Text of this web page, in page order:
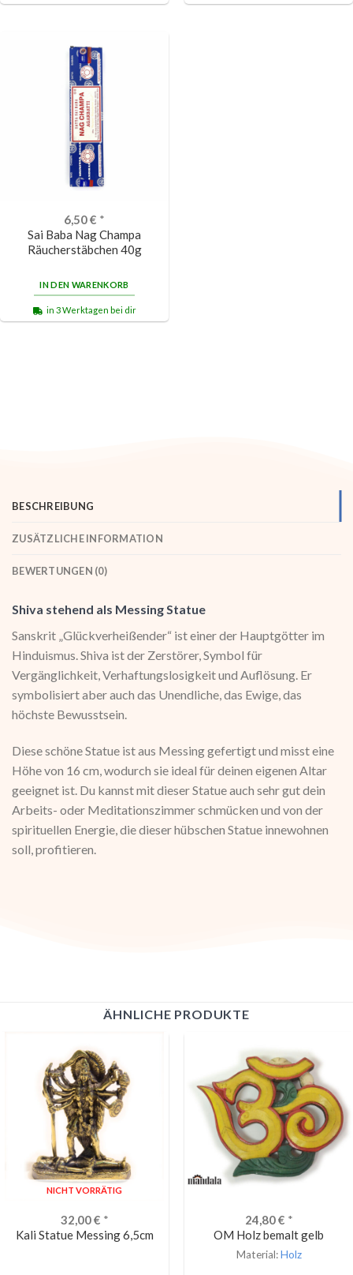
6,50€ *
Sai Baba Nag Champa
Räucherstäbchen 40g
IN DEN WARENKORB
in 3 Werktagen bei dir
BESCHREIBUNG
ZUSÄTZLICHE INFORMATION
BEWERTUNGEN (0)
Shiva stehend als Messing Statue
Sanskrit „Glückverheißender“ ist einer der Hauptgötter im
Hinduismus. Shiva ist der Zerstörer, Symbol für
Vergänglichkeit, Verhaftungslosigkeit und Auflösung. Er
symbolisiert aber auch das Unendliche, das Ewige, das
höchste Bewusstsein.
Diese schöne Statue ist aus Messing gefertigt und misst eine
Höhe von 16 cm, wodurch sie ideal für deinen eigenen Altar
geeignet ist. Du kannst mit dieser Statue auch sehr gut dein
Arbeits- oder Meditationszimmer schmücken und von der
spirituellen Energie, die dieser hübschen Statue innewohnen
soll, profitieren.
ÄHNLICHE PRODUKTE
NICHT VORRÄTIG
32,00€ *
Kali Statue Messing 6,5cm
24,80€ *
OM Holz bemalt gelb
Material:Holz